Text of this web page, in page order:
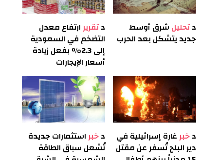
دتحليل شرق أوسط
جديد يتشكل بعد الحرب
دتقريرارتفاع معدل
التضخم في السعودية
إلى 2.3% بفعل زيادة
أسعار الإيجارات
دخبرغارة إسرائيلية في
دير البلح تُسفر عن مقتل
دخبراستثمارات جديدة
تُشعل سباق الطاقة